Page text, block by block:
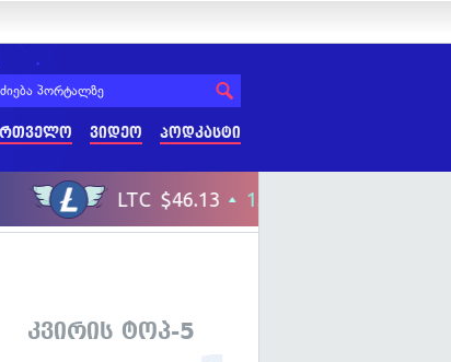
ვიდეო პოდკასტი
კვირის ტოპ-5